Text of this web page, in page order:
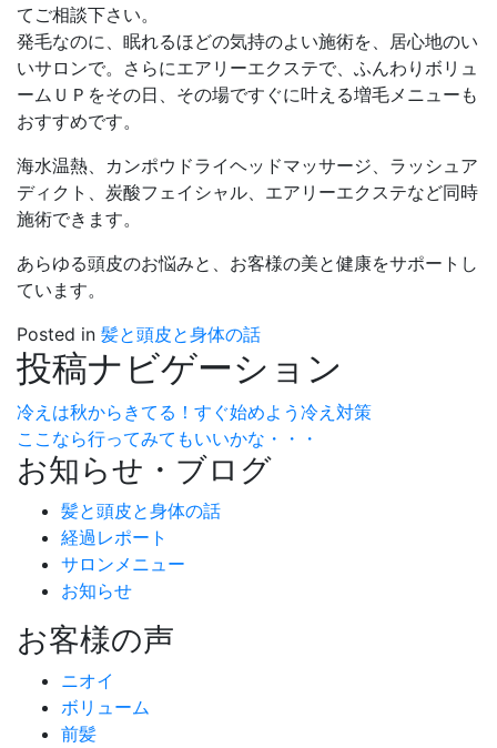
てご相談下さい。
発毛なのに、眠れるほどの気持のよい施術を、居心地のい
いサロンで。さらにエアリーエクステで、ふんわりボリュ
ームＵＰをその日、その場ですぐに叶える増毛メニューも
おすすめです。
海水温熱、カンポウドライヘッドマッサージ、ラッシュア
ディクト、炭酸フェイシャル、エアリーエクステなど同時
施術できます。
あらゆる頭皮のお悩みと、お客様の美と健康をサポートし
ています。
Posted in 髪と頭皮と身体の話
投稿ナビゲーション
冷えは秋からきてる！すぐ始めよう冷え対策
ここなら行ってみてもいいかな・・・
お知らせ・ブログ
髪と頭皮と身体の話
経過レポート
サロンメニュー
お知らせ
お客様の声
ニオイ
ボリューム
前髪